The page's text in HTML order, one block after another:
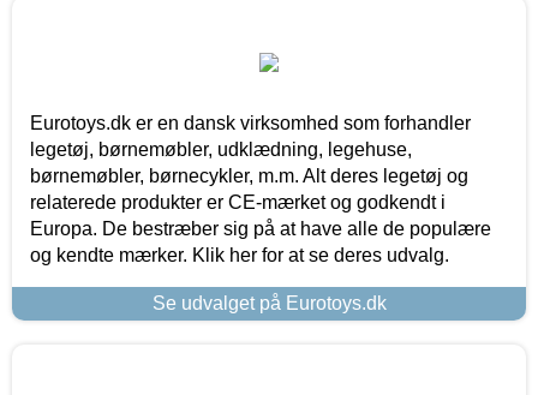
Eurotoys.dk er en dansk virksomhed som forhandler
legetøj, børnemøbler, udklædning, legehuse,
børnemøbler, børnecykler, m.m. Alt deres legetøj og
relaterede produkter er CE-mærket og godkendt i
Europa. De bestræber sig på at have alle de populære
og kendte mærker. Klik her for at se deres udvalg.
Se udvalget på Eurotoys.dk